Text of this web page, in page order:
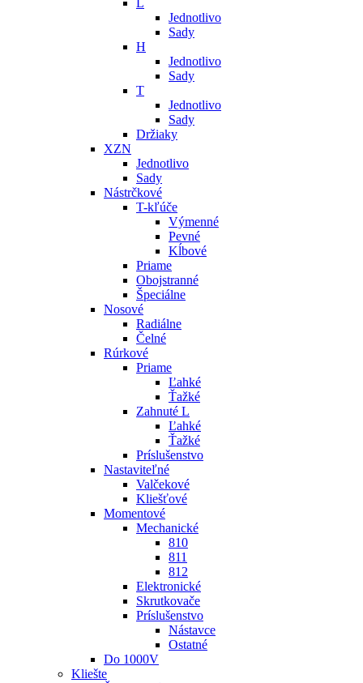
L
Jednotlivo
Sady
H
Jednotlivo
Sady
T
Jednotlivo
Sady
Držiaky
XZN
Jednotlivo
Sady
Nástrčkové
T-kľúče
Výmenné
Pevné
Kĺbové
Priame
Obojstranné
Špeciálne
Nosové
Radiálne
Čelné
Rúrkové
Priame
Ľahké
Ťažké
Zahnuté L
Ľahké
Ťažké
Príslušenstvo
Nastaviteľné
Valčekové
Kliešťové
Momentové
Mechanické
810
811
812
Elektronické
Skrutkovače
Príslušenstvo
Nástavce
Ostatné
Do 1000V
Kliešte